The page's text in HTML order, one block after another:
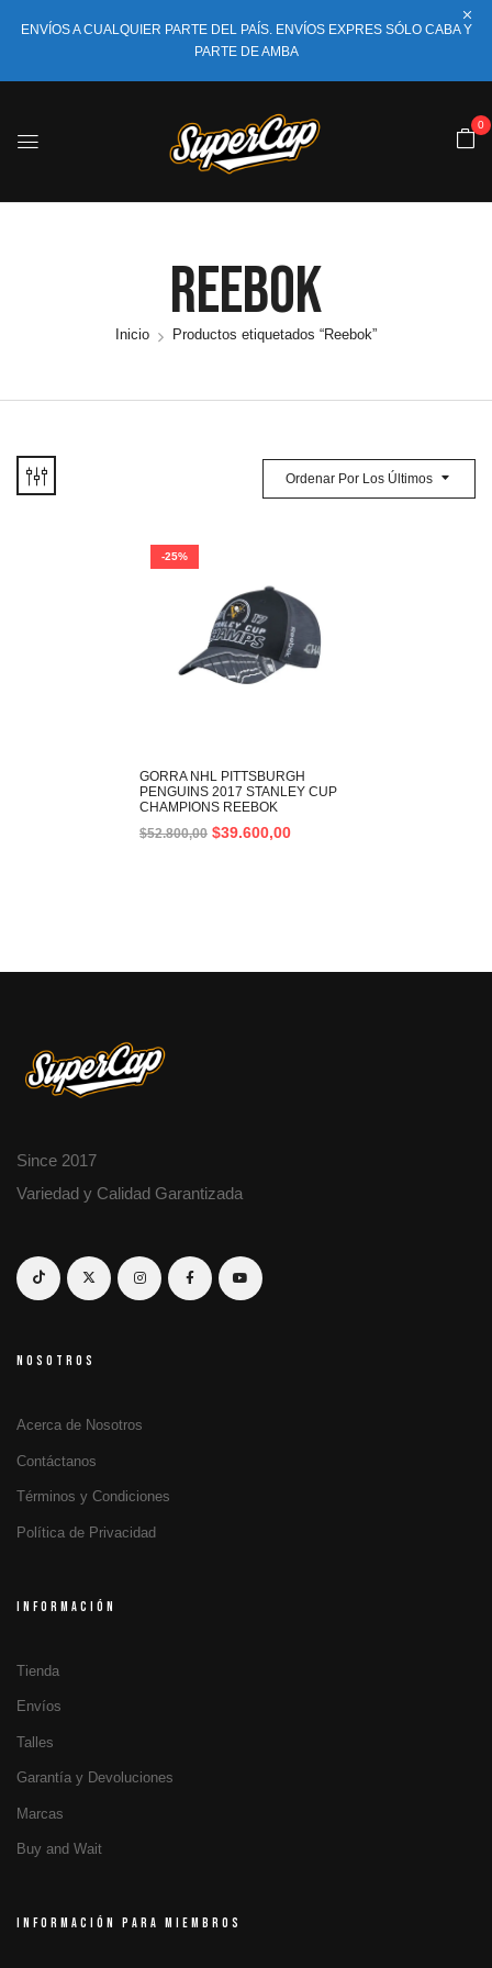
ENVÍOS A CUALQUIER PARTE DEL PAÍS. ENVÍOS EXPRES SÓLO CABA Y
PARTE DE AMBA
0
Reebok
Inicio Productos etiquetados “Reebok”
Ordenar Por Los Últimos
-25%
GORRA NHL PITTSBURGH
PENGUINS 2017 STANLEY CUP
CHAMPIONS REEBOK
$52.800,00 $39.600,00
Since 2017
Variedad y Calidad Garantizada
NOSOTROS
Acerca de Nosotros
Contáctanos
Términos y Condiciones
Política de Privacidad
INFORMACIÓN
Tienda
Envíos
Talles
Garantía y Devoluciones
Marcas
Buy and Wait
INFORMACIÓN PARA MIEMBROS